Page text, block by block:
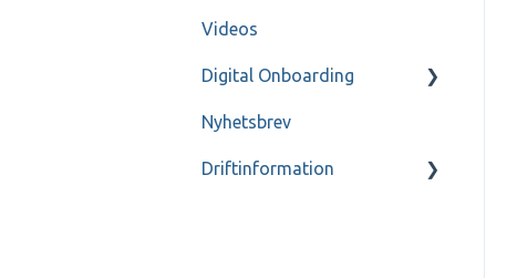
Refapp Insights
Genomgång
Kontakt
Inspelade Webinar
Videos
Digital Onboarding
För administratörer
Nyhetsbrev
Driftinformation